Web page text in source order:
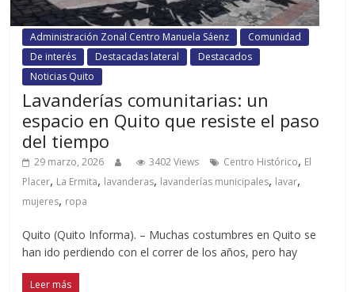
Administración Zonal Centro Manuela Sáenz
Comunidad
De interés
Destacadas lateral
Destacados
Noticias Quito
Lavanderías comunitarias: un
espacio en Quito que resiste el paso
del tiempo
29 marzo, 2026 3402 Views Centro Histórico, El
Placer, La Ermita, lavanderas, lavanderías municipales, lavar,
mujeres, ropa
Quito (Quito Informa). – Muchas costumbres en Quito se
han ido perdiendo con el correr de los años, pero hay
Leer más